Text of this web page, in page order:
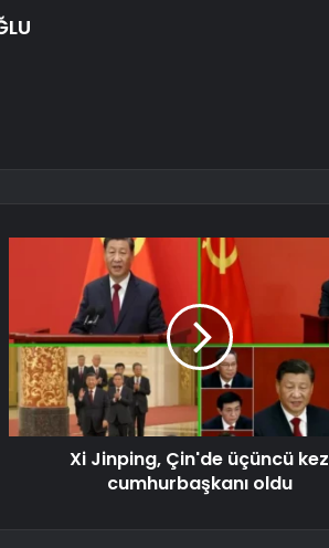
Xi Jinping, Çin'de üçüncü kez
cumhurbaşkanı oldu